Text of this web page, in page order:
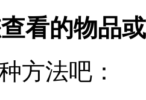
看的物品
方法吧：